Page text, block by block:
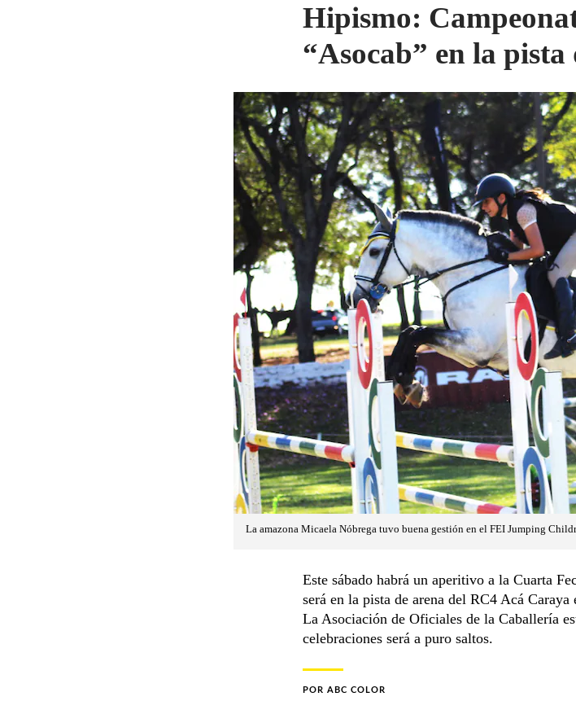
Hipismo:
“Asocab” en la
La amazona Micaela Nóbrega tuvo buena gestión en el FEI Jumping
Este sábado habrá un aperitivo a la Cuarta
será en la pista de arena del RC4 Acá
La Asociación de Oficiales de la Caballería
celebraciones será a puro saltos.
POR ABC COLOR